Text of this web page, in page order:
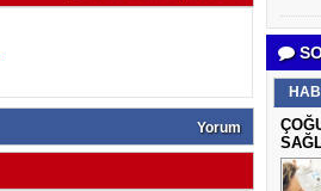
Yorum